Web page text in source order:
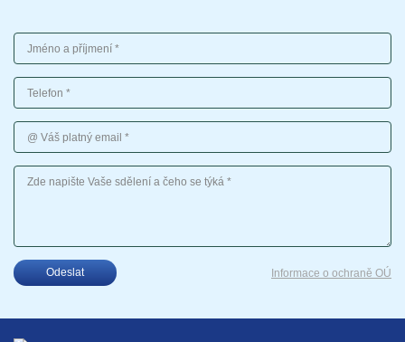
Jméno a příjmení
Telefon
Váš platný email
Vaše sdělení
Odeslat Informace o ochraně OÚ